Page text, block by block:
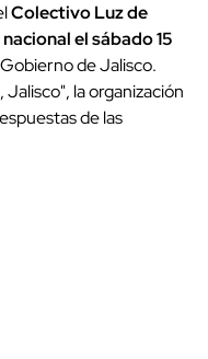
Colectivo Luz de
el sábado 15
de Jalisco.
la organización
de las